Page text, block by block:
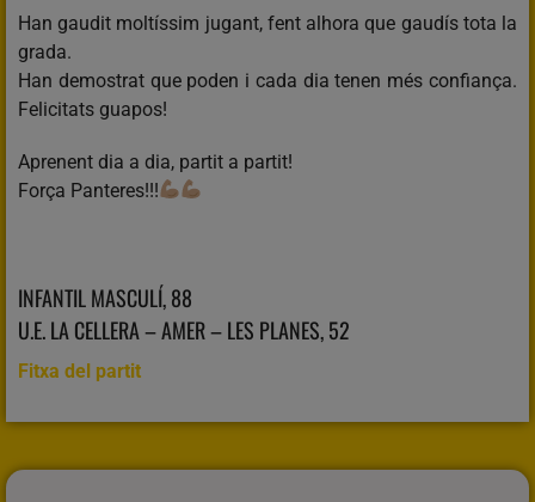
Han gaudit moltíssim jugant, fent alhora que gaudís tota la
grada.
Han demostrat que poden i cada dia tenen més confiança.
Felicitats guapos!
Aprenent dia a dia, partit a partit!
Força Panteres!!!
INFANTIL MASCULÍ, 88
U.E. LA CELLERA – AMER – LES PLANES, 52
Fitxa del partit